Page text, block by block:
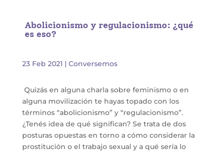
Abolicionismo y regulacionismo: ¿qué
es eso?
23 Feb 2021 | Conversemos
Quizás en alguna charla sobre feminismo o en
alguna movilización te hayas topado con los
términos “abolicionismo” y “regulacionismo”.
¿Tenés idea de qué significan? Se trata de dos
posturas opuestas en torno a cómo considerar la
prostitución o el trabajo sexual y a qué sería lo